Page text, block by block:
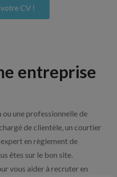
CV !
entreprise
une professionnelle de
de clientèle, un courtier
en règlement de
êtes sur le bon site.
vous aider à recruter en